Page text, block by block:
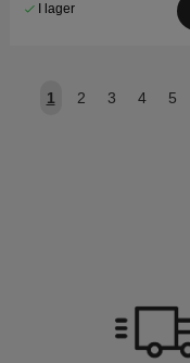
I lager
1 2 3 4 5